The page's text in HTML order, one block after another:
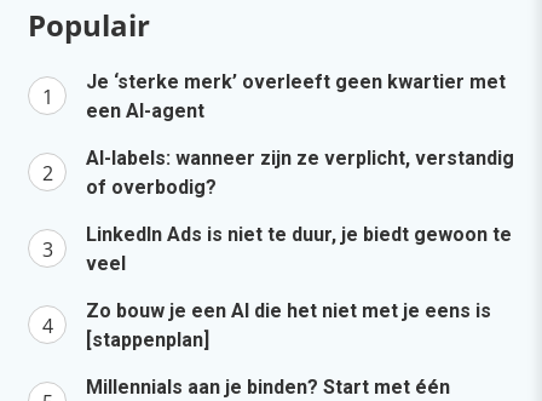
Populair
Je ‘sterke merk’ overleeft geen kwartier met
een AI-agent
AI-labels: wanneer zijn ze verplicht, verstandig
of overbodig?
LinkedIn Ads is niet te duur, je biedt gewoon te
veel
Zo bouw je een AI die het niet met je eens is
[stappenplan]
Millennials aan je binden? Start met één